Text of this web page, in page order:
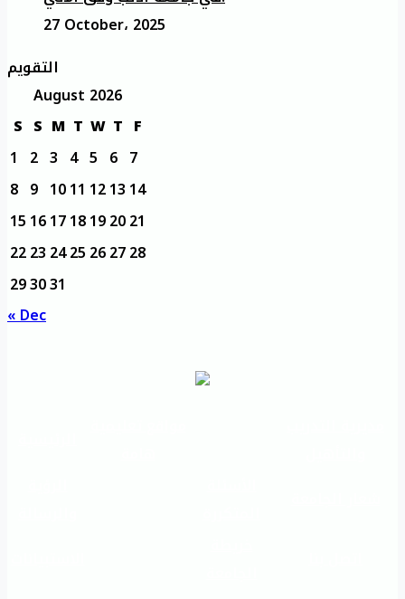
27 October، 2025
التقويم
August 2026
S S M T W T F
1 2 3 4 5 6 7
8 9 1011 121314
15161718192021
22232425262728
293031
« Dec